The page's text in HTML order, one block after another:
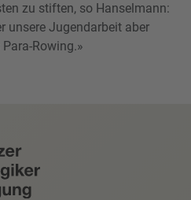
zu stiften, so Hanselmann:
unsere Jugendarbeit aber
Rowing.»